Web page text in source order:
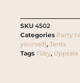
SKU 4502
Categories Party
yourself), Tents
Tags Täby, Uppsala